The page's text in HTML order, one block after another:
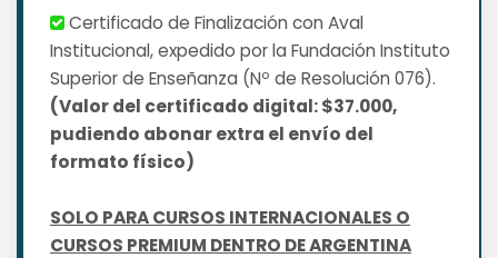
Certificado de Finalización con Aval
Institucional, expedido por la Fundación Instituto
Superior de Enseñanza (Nº de Resolución 076).
(Valor del certificado digital: $37.000,
pudiendo abonar extra el envío del
formato físico)
SOLO PARA CURSOS INTERNACIONALES O
CURSOS PREMIUM DENTRO DE ARGENTINA